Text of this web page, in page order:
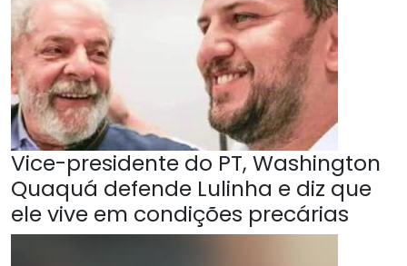
Vice-presidente do PT, Washington
Quaquá defende Lulinha e diz que
ele vive em condições precárias